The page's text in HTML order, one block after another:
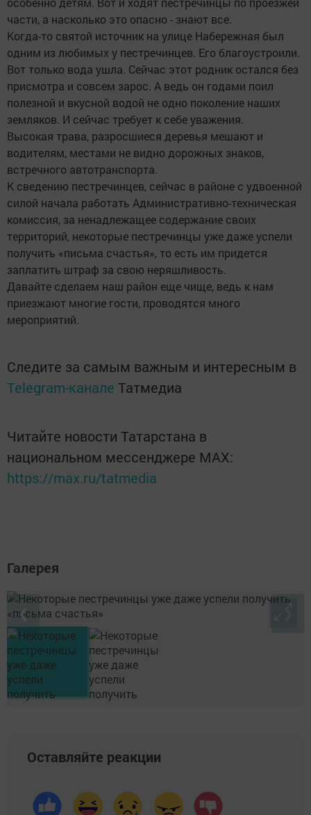
части, а насколько это опасно - знают все.
Когда-то святой источник на улице Набережная был
одним из любимых у пестречинцев. Его благоустроили.
Вот только вода ушла. Сейчас этот родник остался без
присмотра и совсем зарос. А ведь он годами поил
полезной и вкусной водой не одно поколение наших
земляков. И сейчас требует к себе уважения.
Высокая трава, разросшиеся деревья мешают и
водителям, местами не видно дорожных знаков,
встречного автотранспорта.
К сведению пестречинцев, сейчас в районе с удвоенной
силой начала работать Административно-техническая
комиссия, за ненадлежащее содержание своих
территорий, некоторые пестречинцы уже даже успели
получить «письма счастья», то есть им придется
заплатить штраф за свою неряшливость.
Давайте сделаем наш район еще чище, ведь к нам
приезжают многие гости, проводятся много
мероприятий.
Следите за самым важным и интересным в
Telegram-канале Татмедиа
Читайте новости Татарстана в
национальном мессенджере MАХ:
https://max.ru/tatmedia
Галерея
❮ ❯
Оставляйте реакции